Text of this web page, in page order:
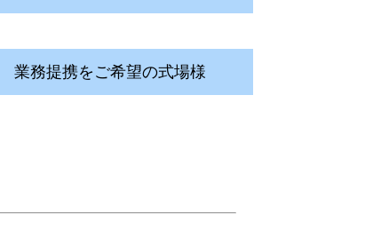
業務提携をご希望の式場様